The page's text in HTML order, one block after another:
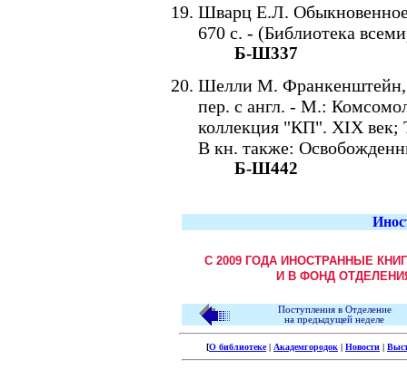
Шварц Е.Л.
670 с. - (Библиотека
Б-Ш337
Шелли М. Франкенштейн,
пер. с англ. - М.:
коллекция "КП". XIX век;
В кн. также:
Б-Ш442
С 2009 ГОДА ИНОСТРАННЫЕ
И В ФОНД
Поступления в Отделение
на предыдущей неделе
[О библиотеке| Академгородок | Новости |